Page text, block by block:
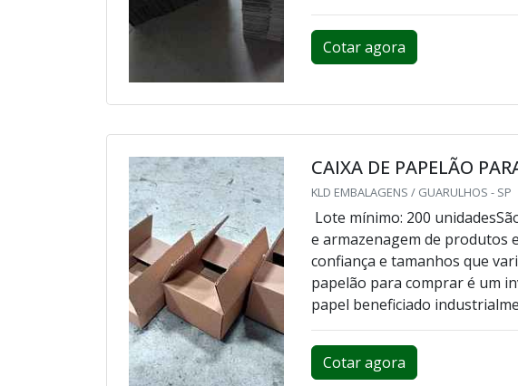
Cotar agora
CAIXA DE PAPELÃO
KLD EMBALAGENS / GUARULHOS - SP
Lote mínimo: 200
e armazenagem de produtos
confiança e tamanhos que
papelão para comprar é um
papel beneficiado
Cotar agora